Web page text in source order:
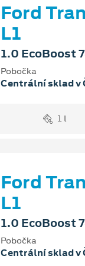
Ford
L1
1.0 EcoBoost
Pobočka
Centrální sklad v
1 l
Ford
L1
1.0 EcoBoost
Pobočka
Centrální sklad v